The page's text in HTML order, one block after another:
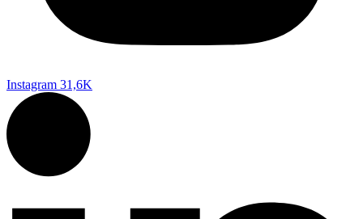
Instagram 31,6K